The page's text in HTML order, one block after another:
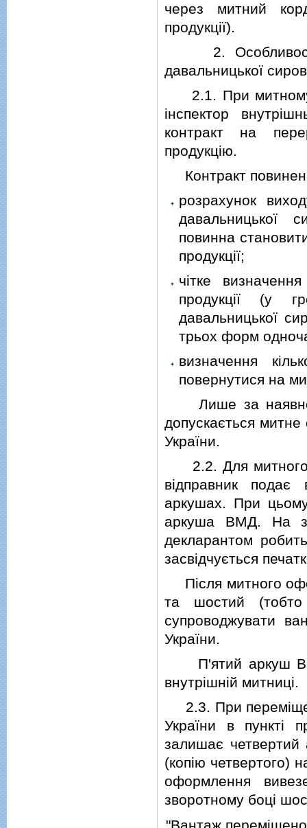
через митний
продукцiї).
2. Особливостi
давальницької
2.1. При митному
iнспектор
контракт на
продукцiю.
Контракт
розрахунок
давальницької
повинна
продукцiї;
чiтке
продукцiї (у
давальницької
трьох форм
визначення
повернутися на
Лише за
допускається
України.
2.2. Для митного
вiдправник
аркушах. При
аркуша ВМД. На
декларантом
засвiдчується
Пiсля митного
та шостий
супроводжувати
України.
П'ятий аркуш
внутрiшнiй митницi.
2.3. При
України в пунктi
залишає
(копiю четвертого)
оформлення
зворотному боцi